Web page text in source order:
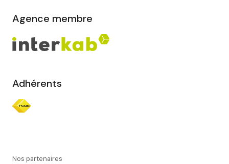
Agence membre
Adhérents
Nos partenaires